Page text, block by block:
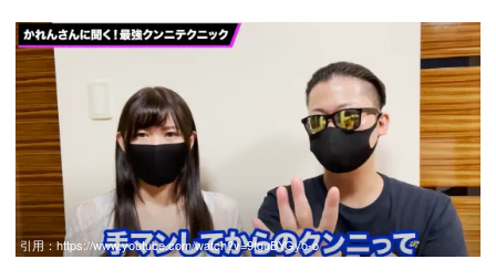
引用：https://www.youtube.com/watch?v=9tguBYGyo-o